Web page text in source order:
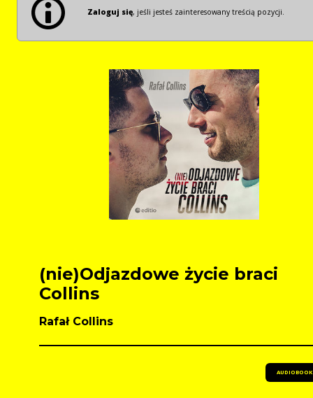
Zaloguj się, jeśli jesteś zainteresowany treścią pozycji.
(nie)Odjazdowe życie braci
Collins
Rafał Collins
AUDIOBOOK